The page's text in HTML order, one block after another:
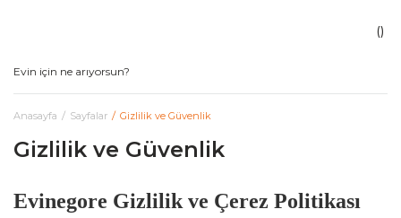
Anasayfa Sayfalar Gizlilik ve Güvenlik
Gizlilik ve Güvenlik
Evinegore Gizlilik ve Çerez Politikası